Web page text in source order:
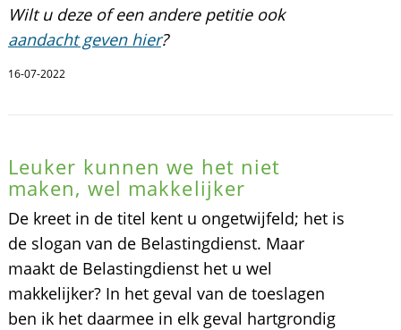
Wilt u deze of een andere petitie ook
aandacht geven hier?
16-07-2022
Leuker kunnen we het niet
maken, wel makkelijker
De kreet in de titel kent u ongetwijfeld; het is
de slogan van de Belastingdienst. Maar
maakt de Belastingdienst het u wel
makkelijker? In het geval van de toeslagen
ben ik het daarmee in elk geval hartgrondig